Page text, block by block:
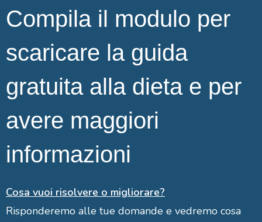
Compila il modulo per
scaricare la guida
gratuita alla dieta e per
avere maggiori
informazioni
Cosa vuoi risolvere o migliorare?
Risponderemo alle tue domande e vedremo cosa